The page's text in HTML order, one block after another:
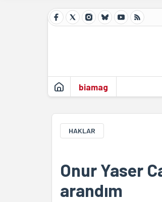
biamag
HAKLAR
Onur Yaser
arandım